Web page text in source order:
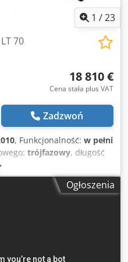
1 /23
70
18 810 €
Cena stała plus VAT
Zadzwoń
, Funkcjonalność: w pełni
trójfazowy, długość
cięcia (maks.):
wejściowe:400 V,
2010 PARAMETRY
cięcia: – maks.
między rolkami 73 cm –
Ogłoszenia